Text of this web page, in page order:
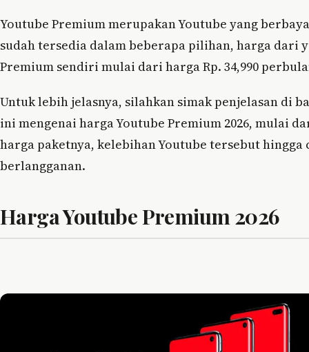
Youtube Premium merupakan Youtube yang
sudah tersedia dalam beberapa pilihan, harga dari
Premium sendiri mulai dari harga Rp. 34,990
Untuk lebih jelasnya, silahkan simak penjelasan di
ini mengenai harga Youtube Premium 2026, mulai
harga paketnya, kelebihan Youtube tersebut hingga
berlangganan.
Harga Youtube Premium 2026